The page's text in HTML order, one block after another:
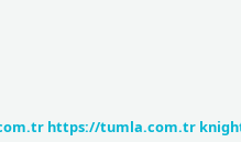
https://tumla.com.tr